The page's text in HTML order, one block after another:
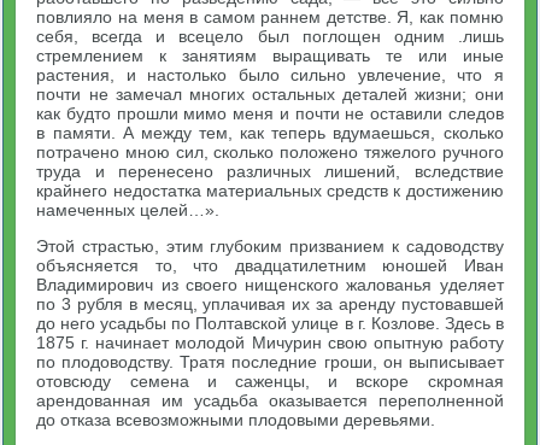
повлияло на меня в самом раннем детстве. Я, как помню
себя, всегда и всецело был поглощен одним .лишь
стремлением к занятиям выращивать те или иные
растения, и настолько было сильно увлечение, что я
почти не замечал многих остальных деталей жизни; они
как будто прошли мимо меня и почти не оставили следов
в памяти. А между тем, как теперь вдумаешься, сколько
потрачено мною сил, сколько положено тяжелого ручного
труда и перенесено различных лишений, вследствие
крайнего недостатка материальных средств к достижению
намеченных целей…».
Этой страстью, этим глубоким призванием к садоводству
объясняется то, что двадцатилетним юношей Иван
Владимирович из своего нищенского жалованья уделяет
по 3 рубля в месяц, уплачивая их за аренду пустовавшей
до него усадьбы по Полтавской улице в г. Козлове. Здесь в
1875 г. начинает молодой Мичурин свою опытную работу
по плодоводству. Тратя последние гроши, он выписывает
отовсюду семена и саженцы, и вскоре скромная
арендованная им усадьба оказывается переполненной
до отказа всевозможными плодовыми деревьями.